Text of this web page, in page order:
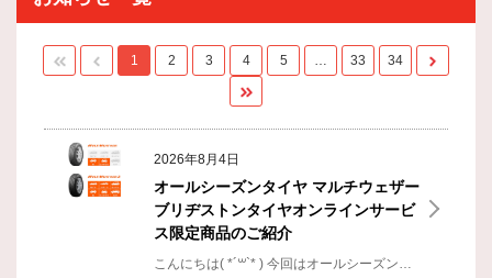
1 2 3 4 5 … 33 34
2026年8月4日
オールシーズンタイヤ マルチウェザー
ブリヂストンタイヤオンラインサービ
ス限定商品のご紹介
こんにちは( *´꒳`* ) 今回はオールシーズンタイヤ